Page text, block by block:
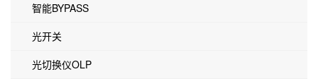
智能BYPASS
光开关
光切换仪OLP